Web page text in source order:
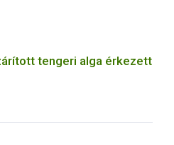
tengeri alga érkezett